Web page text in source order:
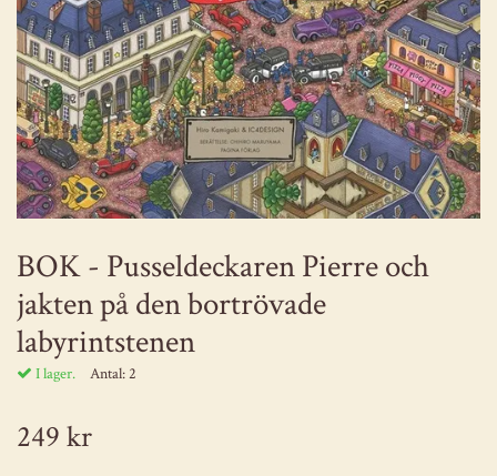
BOK - Pusseldeckaren Pierre och
jakten på den bortrövade
labyrintstenen
I lager. Antal:2
249 kr